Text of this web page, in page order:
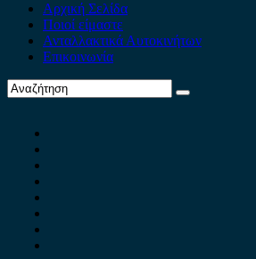
Αρχική Σελίδα
Ποιοί είμαστε
Ανταλλακτικά Αυτοκινήτων
Επικοινωνία